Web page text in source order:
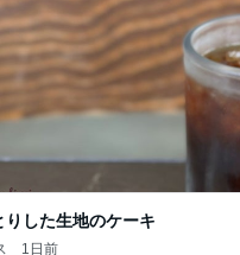
1日前
記事を読む
地味にうまい豆苗とちくわの副菜
Amebaトピックス